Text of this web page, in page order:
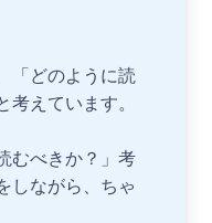
「どのように読
えています。
むべきか？」考
しながら、ちゃ